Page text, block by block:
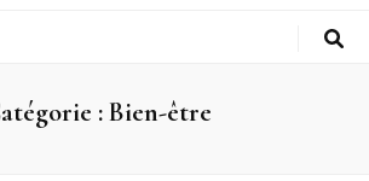
:Bien-être